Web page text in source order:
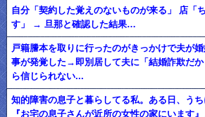
自分「契約した覚えのないものが来る」 店「
す」 → 旦那と確認した結果…
戸籍謄本を取りに行ったのがきっかけで夫が
事が発覚した→即別居して夫に「結婚詐欺だ
ら信じられない...
知的障害の息子と暮らしてる私。ある日、う
『お宅の息子さんが近所の女性の家にいます